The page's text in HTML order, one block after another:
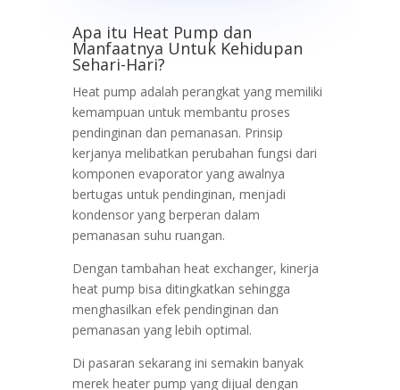
Apa itu Heat Pump dan
Manfaatnya Untuk Kehidupan
Sehari-Hari?
Heat pump adalah perangkat yang memiliki
kemampuan untuk membantu proses
pendinginan dan pemanasan. Prinsip
kerjanya melibatkan perubahan fungsi dari
komponen evaporator yang awalnya
bertugas untuk pendinginan, menjadi
kondensor yang berperan dalam
pemanasan suhu ruangan.
Dengan tambahan heat exchanger, kinerja
heat pump bisa ditingkatkan sehingga
menghasilkan efek pendinginan dan
pemanasan yang lebih optimal.
Di pasaran sekarang ini semakin banyak
merek heater pump yang dijual dengan